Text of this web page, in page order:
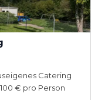
Catering
€ pro Person